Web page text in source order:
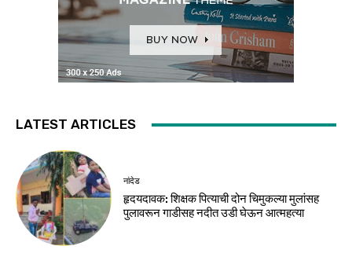
LATEST ARTICLES
नांदेड
हृदयदावक: शिक्षक पित्याची दोन चिमुकल्या मुलांसह
पुलावरून गाडीसह नदीत उडी घेऊन आत्महत्या